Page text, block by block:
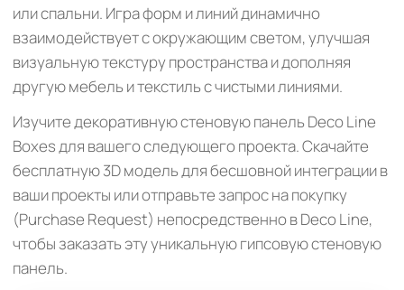
или спальни. Игра форм и линий динамично
взаимодействует с окружающим светом, улучшая
визуальную текстуру пространства и дополняя
другую мебель и текстиль с чистыми линиями.
Изучите декоративную стеновую панель Deco Line
Boxes для вашего следующего проекта. Скачайте
бесплатную 3D модель для бесшовной интеграции в
ваши проекты или отправьте запрос на покупку
(Purchase Request) непосредственно в Deco Line,
чтобы заказать эту уникальную гипсовую стеновую
панель.